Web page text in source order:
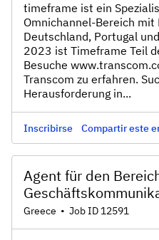
timeframe ist ein
Omnichannel-Bereich mit
Deutschland, Portugal
2023 ist Timeframe Teil
Besuche
Transcom zu erfahren.
Herausforderung in...
Inscribirse Compartir este
Agent für den
Greece • Job ID 12591